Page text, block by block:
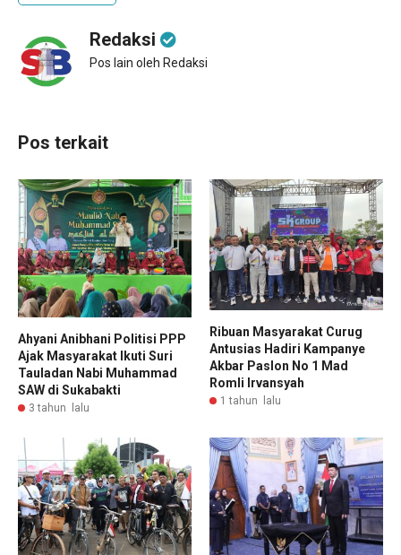
Redaksi
Pos lain oleh Redaksi
Pos terkait
Ahyani Anibhani Politisi PPP
Ajak Masyarakat Ikuti Suri
Tauladan Nabi Muhammad
SAW di Sukabakti
3 tahun lalu
Ribuan Masyarakat Curug
Antusias Hadiri Kampanye
Akbar Paslon No 1 Mad
Romli Irvansyah
1 tahun lalu